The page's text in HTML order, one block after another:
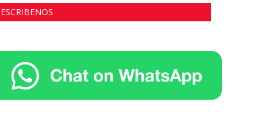
ESCRIBENOS